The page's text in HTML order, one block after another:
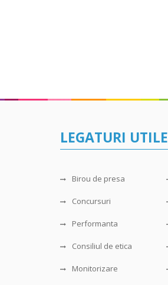
LEGATURI UTILE
Birou de presa
Concursuri
Performanta
Consiliul de etica
Monitorizare